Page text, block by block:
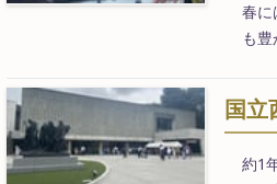
春に
も
国立
約1